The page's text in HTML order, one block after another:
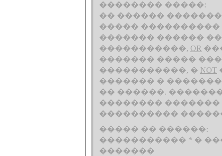
�������� �����:
�� ������
����� ����������
������� ������
�����������, OR
������� �����
�����������, � NOT
������� �
�� ������.
�������� �������
����������
����� �� ������:
����������� * �
�������